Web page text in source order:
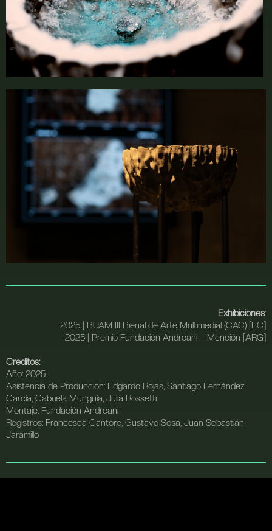
Exhibiciones:
2025 | BUAM III Bienal de Arte Multimedial (CAC) [EC]
2025 | Premio Fundación Andreani – Mención [ARG]
Creditos:
Año: 2025
Asistencia de Producción: Edgardo Rojas, Santiago Fernández
García, Gabriela Munguía, Julia Rossetti
Montaje: Fundación Andreani
Registros: Francesca Cantore, Gustavo Sosa, Juan Sebastián
Jaramillo